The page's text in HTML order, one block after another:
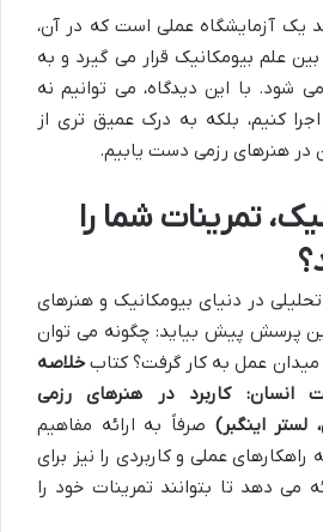
یک آزمایشگاه عملی است که در آن،
علم بیومکانیک قرار می گیرد و به
شود. با این دیدگاه، می توانیم نه
کنیم، بلکه به درک عمیق تری از
در هنرهای رزمی دست یابیم.
تمرینات شما را
در دنیای بیومکانیک و هنرهای
پرسش پیش بیاید: چگونه می توان
میدان عمل به کار گرفت؟ کتاب خلاصه
انسان: کاربرد در هنرهای رزمی
اینگبر) صرفاً به ارائه مفاهیم
راهکارهای عملی و کاربردی را نیز برای
می دهد تا بتوانند تمرینات خود را